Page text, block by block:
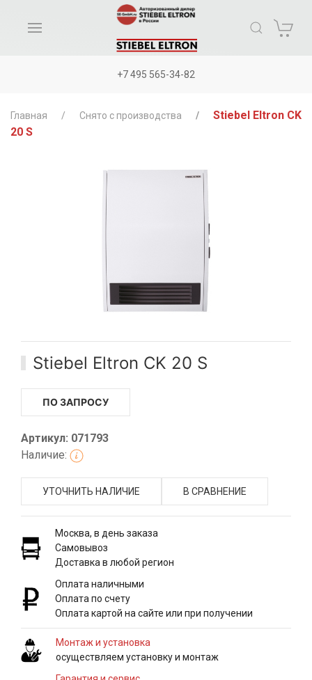
+7 495 565-34-82
Главная Снято с производства
Stiebel Eltron CK
20 S
Stiebel Eltron CK 20 S
ПО ЗАПРОСУ
Артикул: 071793
Наличие:
УТОЧНИТЬ НАЛИЧИЕ В СРАВНЕНИЕ
Москва, в день заказа
Самовывоз
Доставка в любой регион
Оплата наличными
Оплата по счету
Оплата картой на сайте или при получении
Монтаж и установка
осуществляем установку и монтаж